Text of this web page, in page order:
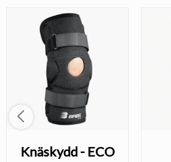
Knäskydd - ECO